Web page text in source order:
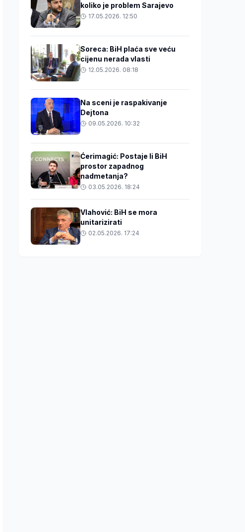
koliko je problem Sarajevo
17.05.2026. 12:50
Soreca: BiH plaća sve veću
cijenu nerada vlasti
12.05.2026. 08:18
Na sceni je raspakivanje
Dejtona
09.05.2026. 10:32
Ćerimagić: Postaje li BiH
prostor zapadnog
nadmetanja?
03.05.2026. 18:24
Vlahović: BiH se mora
unitarizirati
02.05.2026. 17:24